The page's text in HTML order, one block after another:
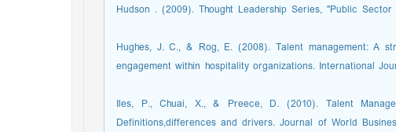
Hudson . (2009). Thought Leadership Series, "Public
Hughes, J. C., & Rog, E. (2008). Talent management: A
engagement within hospitality organizations. International
Iles, P., Chuai, X., & Preece, D. (2010). Talent
Definitions,differences and drivers. Journal of World